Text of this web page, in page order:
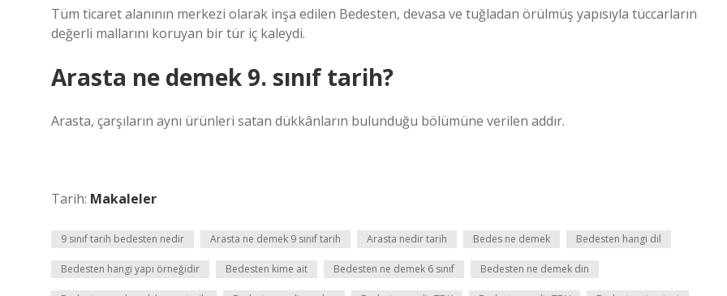
Tüm ticaret alanının merkezi olarak inşa edilen Bedesten, devasa ve tuğladan örülmüş yapısıyla tüccarların
değerli mallarını koruyan bir tür iç kaleydi.
Arasta ne demek 9. sınıf tarih?
Arasta, çarşıların aynı ürünleri satan dükkânların bulunduğu bölümüne verilen addır.
Tarih: Makaleler
9 sınıf tarih bedesten nedir Arasta ne demek 9 sınıf tarih Arasta nedir tarih Bedes ne demek Bedesten hangi dil
Bedesten hangi yapı örneğidir Bedesten kime ait Bedesten ne demek 6 sınıf Bedesten ne demek din